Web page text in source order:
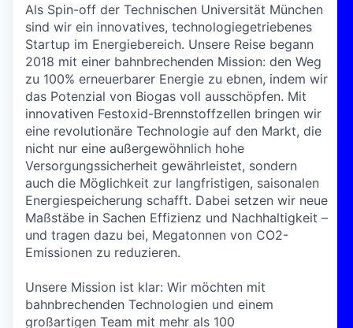
Als Spin-off der Technischen Universität München
sind wir ein innovatives, technologiegetriebenes
Startup im Energiebereich. Unsere Reise begann
2018 mit einer bahnbrechenden Mission: den Weg
zu 100% erneuerbarer Energie zu ebnen, indem wir
das Potenzial von Biogas voll ausschöpfen. Mit
innovativen Festoxid-Brennstoffzellen bringen wir
eine revolutionäre Technologie auf den Markt, die
nicht nur eine außergewöhnlich hohe
Versorgungssicherheit gewährleistet, sondern
auch die Möglichkeit zur langfristigen, saisonalen
Energiespeicherung schafft. Dabei setzen wir neue
Maßstäbe in Sachen Effizienz und Nachhaltigkeit –
und tragen dazu bei, Megatonnen von CO2-
Emissionen zu reduzieren.
Unsere Mission ist klar: Wir möchten mit
bahnbrechenden Technologien und einem
großartigen Team mit mehr als 100